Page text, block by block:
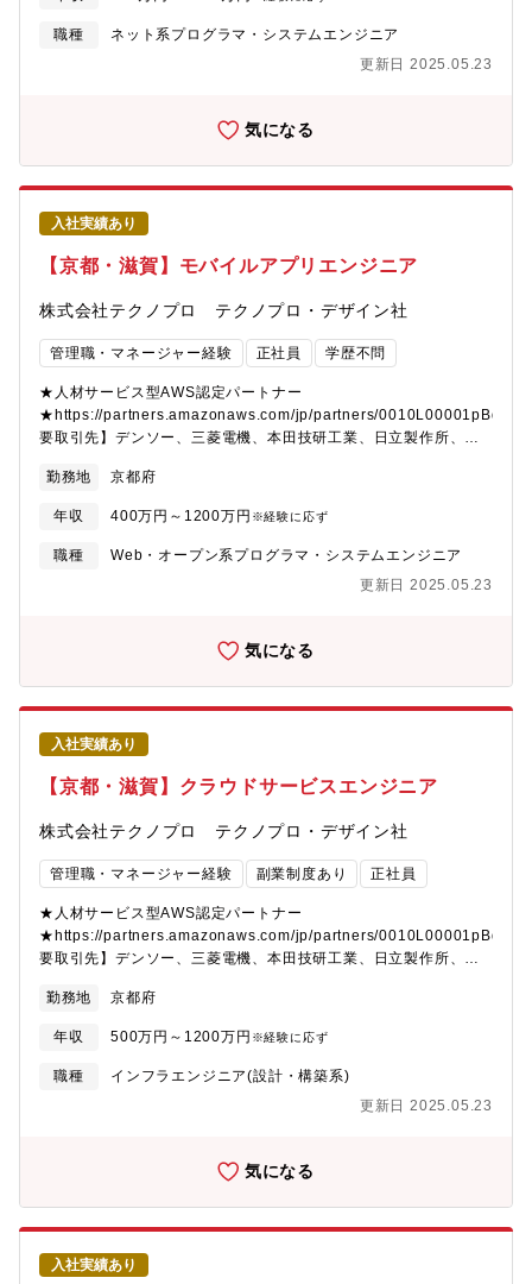
いを感じられるポジションです。【出張について】出張先は国内
外の村田機械グループ拠点。国内は月3～5日程度。日帰り～２、
など主要拠点を中心にその他拠点も（ご参考）海外売上比率約
て、ソフトウェア開発（AI、 IoT、アプリ、画像処理、クラウド、
WEB、組込）業務をご担当いただきます。AI、IoT、画像処理の案
験や希望に応じて案件を決定いたします。ユニットと呼ばれるチ
で最大20数名規模で構成されたプロジェクトもございます。経
験・スキルにより、PL、PMとして活躍いただくことも想定してい
ます。【業務内容事例】・産業用ロボット画像処理システムの設
計・開発・点群処理技術を用いたアプリケーション開発・AWSを
活用したWebアプリケーション分析・BtoB向けパッケージソフト
ウェアのUI/UX設計【PJによってはシステム構想から】クライア
ントが考える構想を元に課題感を抽出、整理し、解決するため
に、どのような方法で実現するか方針を定め取り組んでいます。
タスクの洗い出しや課題抽出・対応方針策定・要求事項整理・評
価など、構想フェーズから関わることができます。【開発の進め
方】PJによりますが、ウォーターフォール、アジャイル、スクラ
ム開発で進めます。【テクノプロ・デザイン社でのやりがい】
１．話題性の高いモノづくりに携わることができます。２．PJに
よっては、白紙の段階から構想をもとに要件設定ができます。
３．様々な技術を試せる環境で働くことができます。４．各々の
りやすいです。【働く環境】リーディングカンパニーとして業界
すい職場環境をつくるために、様々な取り組みを行っています。
例えば、技術コンサルティング業務のさらなる強化。これにより
定的に強みを磨き続ける環境づくりができるのです。現在53歳の
「人生を通して徹底的に技術を磨くことができる環境」との声が
上がっています。また、社員の夢を実現まで応援する「自己実現
委員会」などの独自の研修制度や、そもそもの生き方から共に考
え、悩み、最適なキャリアを描く風土があり、人がいます。技術
を育てる技術が、テクノプロ・デザイン社には溢れています。
【豊富な研修制度】自社研修以外にもUdemyやAidemyなどの外
部e-Learningのコンテンツも会社負担でご利用いただけます。技
術研修数：1,092研修ヒューマン&ビジネス系研修：155研修《こ
れまでに研修を受講したエンジニアは97,492名》階層別、職能
別、目的・課題別の研修プログラムを200種以上用意しており、い
つでも学ぶことができます。さらに、技術研修事業を手がけるグ
ループ会社が運営する、全国60校以上の外部スクールも活用OK！
多様なニーズに対応しています。その他にもさまざまなプログラ
ムを用意しております。【求める人物像】＜マインド＞・チャレ
ンジ精神旺盛な方・顧客との会話が好きな方＜フィットする人物
レンジしたい方・今後も需要が高い分野に携わりたい方
職種
ネット系プログラマ・システムエンジニア
更新日 2025.05.23
気になる
入社実績あり
【京都・滋賀】モバイルアプリエンジニア
株式会社テクノプロ テクノプロ・デザイン社
管理職・マネージャー経験 正社員 学歴不問
★人材サービス型AWS認定パートナー
★https://partners.amazonaws.com/jp/partners/
要取引先】デンソー、三菱電機、本田技研工業、日立製作所、
【具体的には】取引先は全国の大手企業など800社以上ございま
す。弊社とプライム契約を結んでいる、大手メーカーやSIerに
て、ソフトウェア開発（AI、 IoT、アプリ、画像処理、クラウド、
WEB、組込）業務をご担当いただきます。AI、IoT、画像処理の案
験や希望に応じて案件を決定いたします。ユニットと呼ばれるチ
で最大20数名規模で構成されたプロジェクトもございます。経
験・スキルにより、PL、PMとして活躍いただくことも想定してい
ます。【業務内容事例】・AR Webアプリケーション開発、UI/UX
設計・iPhone/Android用 IoTアプリケーション開発・Windows
Mobile/iPad用 工場向け製造工程分析・制御システム【PJによっ
てはシステム構想から】クライアントが考える構想を元に課題感
を抽出、整理し、解決するために、どのような方法で実現するか
方針を定め取り組んでいます。タスクの洗い出しや課題抽出・対
応方針策定・要求事項整理・評価など、構想フェーズから関わる
ことができます。【開発の進め方】PJによりますが、ウォーター
フォール、アジャイル、スクラム開発で進めます。【テクノプ
ロ・デザイン社でのやりがい】１．話題性の高いモノづくりに携
わることができます。２．PJによっては、白紙の段階から構想を
もとに要件設定ができます。３．様々な技術を試せる環境で働く
ことができます。４．各々の技術力の成長ができる環境です。
ディングカンパニーとして業界価値を高めるために、そして、エ
様々な取り組みを行っています。例えば、技術コンサルティング
業務のさらなる強化。これにより抜本的な収益構造改善による給
くりができるのです。現在53歳の現役エンジニアとしてプロジェ
くことができる環境」との声が上がっています。また、社員の夢
を実現まで応援する「自己実現委員会」などの独自の研修制度
や、そもそもの生き方から共に考え、悩み、最適なキャリアを描
く風土があり、人がいます。技術を育てる技術が、テクノプロ・
デザイン社には溢れています。【豊富な研修制度】自社研修以外
にもUdemyやAidemyなどの外部e-Learningのコンテンツも会社
勤務地 京都府
年収 400万円～1200万円 ※経験に応ず
職種
Web・オープン系プログラマ・システムエンジニア
更新日 2025.05.23
気になる
入社実績あり
【京都・滋賀】クラウドサービスエンジニア
株式会社テクノプロ テクノプロ・デザイン社
管理職・マネージャー経験 副業制度あり 正社員
★人材サービス型AWS認定パートナー
★https://partners.amazonaws.com/jp/partners/
要取引先】デンソー、三菱電機、本田技研工業、日立製作所、
【具体的には】主に関西の顧客（製造業）から要望があるクラウ
ド活用の課題に対し、SaaS/PaaS,IaaS,DataCloudのビジネスに
関するすべての技術工程をお任せします。（営業支援、要件定
義、構築、設定、アプリ開発、運用、保守、研修等）※経験や希
位で取組んでいきます。テクノプロデザインのエンジニアで最大
ルにより、PL、PMとして活躍いただくことも想定しています。
【業務内容事例】・AWSを利用した新規Webアプリ開発・コネク
ティッドカー向けクラウド開発～保守運用業務・Windows
AD⇒Azure ADへの移行業務【PJによってはシステム構想から】
クライアントが考える構想を元に課題感を抽出、整理し、解決す
るために、どのような方法で実現するか方針を定め取り組んでい
勤務地 京都府
年収 500万円～1200万円 ※経験に応ず
職種
インフラエンジニア(設計・構築系)
更新日 2025.05.23
気になる
入社実績あり